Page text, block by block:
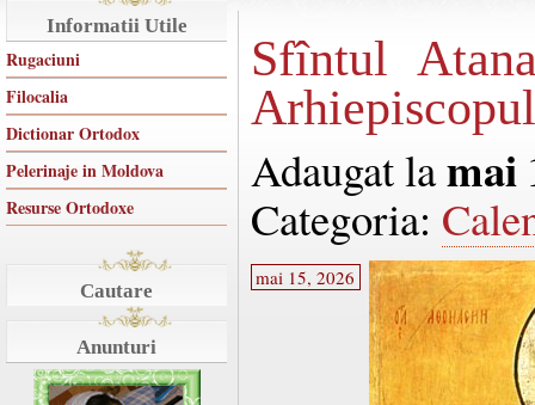
Informatii Utile
Rugaciuni
Filocalia
Dictionar Ortodox
Pelerinaje in Moldova
Resurse Ortodoxe
Cautare
Anunturi
Sfîntul
Adaugat lamai
Categoria:
mai 15, 2026